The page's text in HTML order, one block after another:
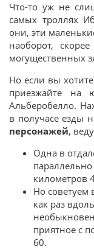
Что-то уж не
самых троллях
они, эти
наоборот,
могущественных
Но если вы
приезжайте на
Альберобелло.
в получасе езды
персонажей,
Одна в
километров
Но советуем
как раз
приятное с
60.